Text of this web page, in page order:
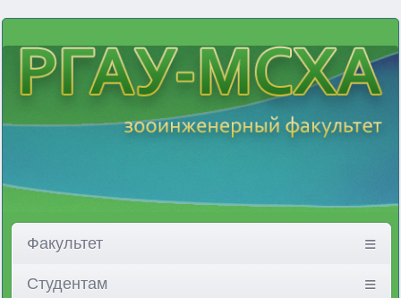
Факультет
Студентам